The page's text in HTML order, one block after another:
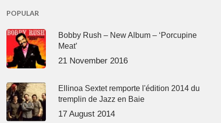
POPULAR
Bobby Rush – New Album – ‘Porcupine
Meat’
21 November 2016
Ellinoa Sextet remporte l'édition 2014 du
tremplin de Jazz en Baie
17 August 2014